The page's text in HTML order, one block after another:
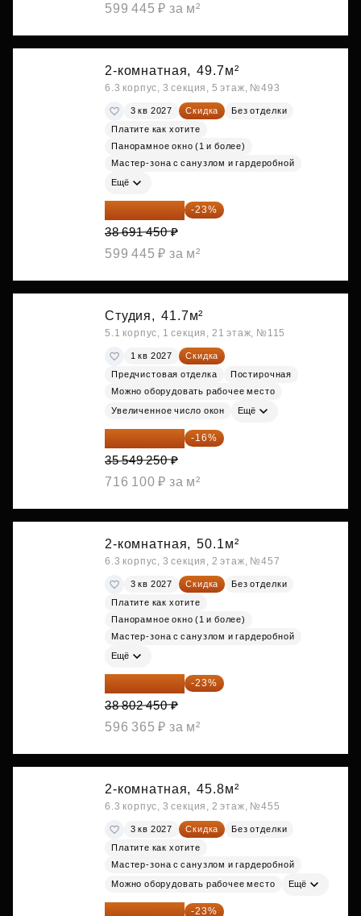
599 445 ₽ за м²
2-комнатная, 49.7м²
6.3 корпус, 3 секция, 5 этаж, №493
3 кв 2027 Скидка
Без отделки
Платите как хотите
Панорамное окно (1 и более)
Мастер-зона с санузлом и гардеробной
Ещё
29 792 417 ₽ -23%
38 691 450 ₽
599 445 ₽ за м²
Студия, 41.7м²
5.1 корпус, 1 секция, 21 этаж, №115
1 кв 2027
Скидка
Предчистовая отделка
Постирочная
Можно оборудовать рабочее место
Увеличенное число окон Ещё
29 861 370 ₽ -16%
35 549 250 ₽
716 100 ₽ за м²
2-комнатная, 50.1м²
6.3 корпус, 3 секция, 2 этаж, №457
3 кв 2027 Скидка
Без отделки
Платите как хотите
Панорамное окно (1 и более)
Мастер-зона с санузлом и гардеробной
Ещё
29 877 887 ₽ -23%
38 802 450 ₽
596 365 ₽ за м²
2-комнатная, 45.8м²
6.3 корпус, 3 секция, 2 этаж, №455
3 кв 2027 Скидка
Без отделки
Платите как хотите
Мастер-зона с санузлом и гардеробной
Можно оборудовать рабочее место Ещё
29 965 520 ₽ -23%